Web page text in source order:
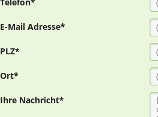
E-Mail Adresse*
PLZ*
Ort*
Ihre Nachricht*